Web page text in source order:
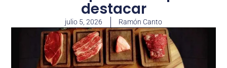
destacar
julio 5, 2026 Ramón Canto